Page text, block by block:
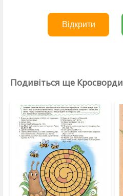
Відкрити
Подивіться ще Кросворди